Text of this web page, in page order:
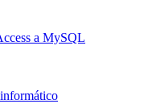
a MySQL